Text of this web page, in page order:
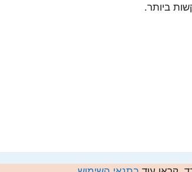
ביותר.